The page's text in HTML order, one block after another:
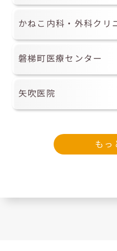
かねこ内科・外科クリ
磐梯町医療センター
矢吹医院
もっ